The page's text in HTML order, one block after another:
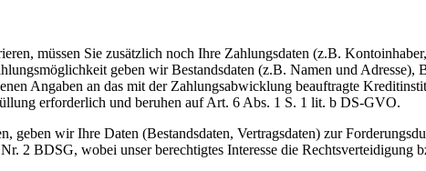
müssen Sie zusätzlich noch Ihre Zahlungsdaten (z.B.
geben wir Bestandsdaten (z.B. Namen und
Angaben an das mit der Zahlungsabwicklung beauftragte
erforderlich und beruhen auf Art. 6 Abs. 1 S. 1 lit. b DS-GVO.
wir Ihre Daten (Bestandsdaten, Vertragsdaten) zur
2 BDSG, wobei unser berechtigtes Interesse die Rechtsverteidigung